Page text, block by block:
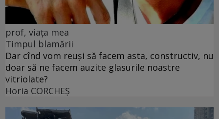
prof, viața mea
Timpul blamării
Dar cînd vom reuși să facem asta, constructiv, nu
doar să ne facem auzite glasurile noastre
vitriolate?
Horia CORCHEŞ